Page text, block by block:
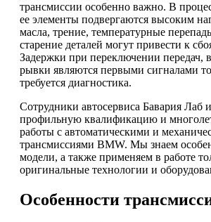
трансмиссии особенно важно. В
ее элементы подвергаются высоким
масла, трение, температурные
старение деталей могут привести к
Задержки при переключении передач,
рывки являются первыми сигналами
требуется диагностика.
Сотрудники автосервиса Бавария Лаб
профильную квалификацию и
работы с автоматическими и
трансмиссиями BMW. Мы знаем
модели, а также применяем в работе
оригинальные технологии и
Особенности